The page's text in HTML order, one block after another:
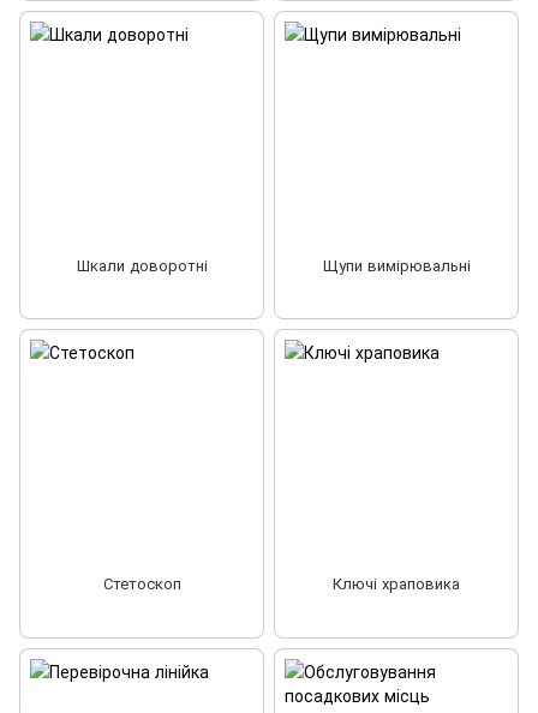
Шкали доворотні Щупи вимірювальні
Стетоскоп Ключі храповика